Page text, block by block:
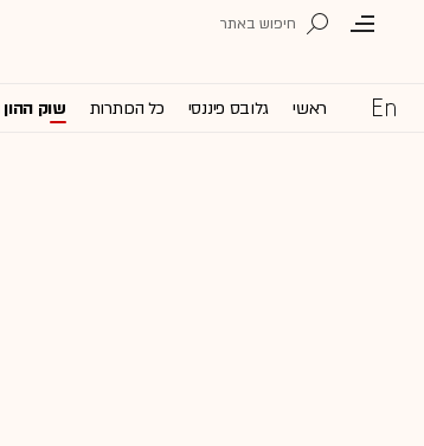
ראשי גלובס פיננסי כל הכותרות שוק